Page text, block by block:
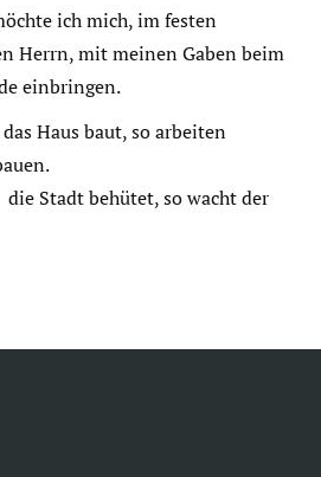
ich mich, im festen
Herrn, mit meinen Gaben beim
einbringen.
Haus baut, so arbeiten
Stadt behütet, so wacht der